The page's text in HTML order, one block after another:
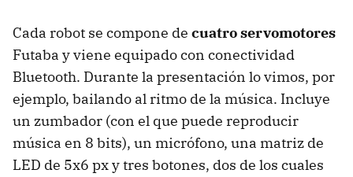
Cada robot se compone de cuatro servomotores
Futaba y viene equipado con conectividad
Bluetooth. Durante la presentación lo vimos, por
ejemplo, bailando al ritmo de la música. Incluye
un zumbador (con el que puede reproducir
música en 8 bits), un micrófono, una matriz de
LED de 5x6 px y tres botones, dos de los cuales